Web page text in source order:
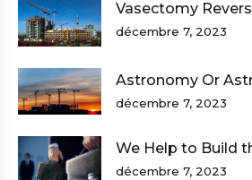
Vasectomy
décembre 7, 2023
Astronomy Or
décembre 7, 2023
We Help to Build
décembre 7, 2023